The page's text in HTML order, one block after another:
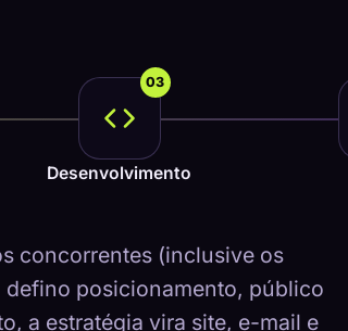
03
Desenvolvimento
concorrentes (inclusive os
posicionamento, público
a estratégia vira site, e-mail e